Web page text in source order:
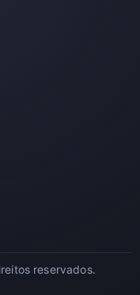
reservados.